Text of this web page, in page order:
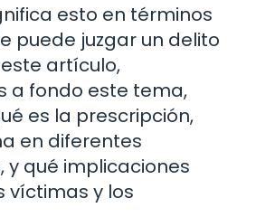
esto en términos
puede juzgar un delito
artículo,
a fondo este tema,
es la prescripción,
en diferentes
y qué implicaciones
víctimas y los